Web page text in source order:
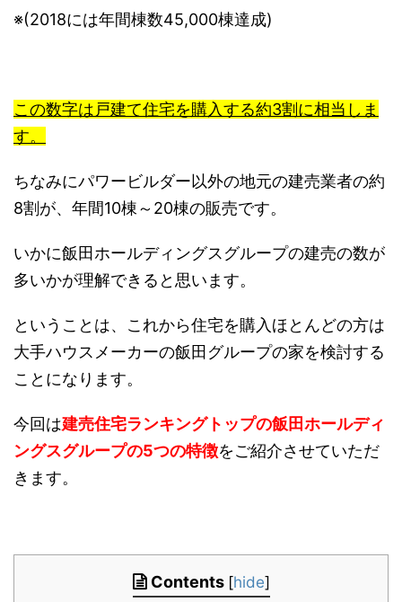
※(2018には年間棟数45,000棟達成)
この数字は戸建て住宅を購入する約3割に相当しま
す。
ちなみにパワービルダー以外の地元の建売業者の約
8割が、年間10棟～20棟の販売です。
いかに飯田ホールディングスグループの建売の数が
多いかが理解できると思います。
ということは、これから住宅を購入ほとんどの方は
大手ハウスメーカーの飯田グループの家を検討する
ことになります。
今回は建売住宅ランキングトップの飯田ホールディ
ングスグループの5つの特徴をご紹介させていただ
きます。
Contents [hide]